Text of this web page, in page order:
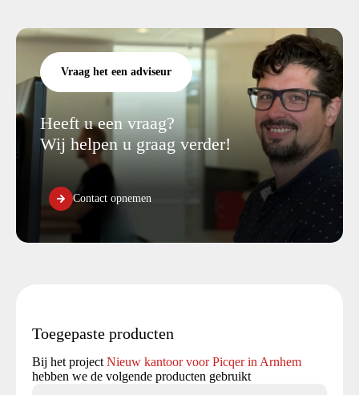
Vraag het een adviseur
Heeft u een vraag?
Wij helpen u graag verder!
Contact opnemen
Toegepaste producten
Bij het projectNieuw kantoor voor Picqer in Arnhem
hebben we de volgende producten gebruikt